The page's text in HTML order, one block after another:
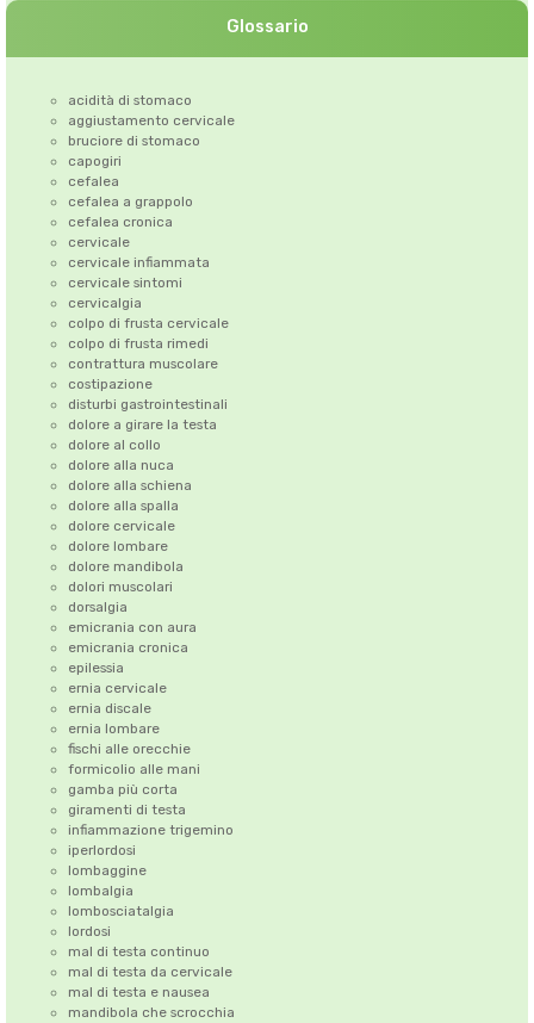
Glossario
acidità di stomaco
aggiustamento cervicale
bruciore di stomaco
capogiri
cefalea
cefalea a grappolo
cefalea cronica
cervicale
cervicale infiammata
cervicale sintomi
cervicalgia
colpo di frusta cervicale
colpo di frusta rimedi
contrattura muscolare
costipazione
disturbi gastrointestinali
dolore a girare la testa
dolore al collo
dolore alla nuca
dolore alla schiena
dolore alla spalla
dolore cervicale
dolore lombare
dolore mandibola
dolori muscolari
dorsalgia
emicrania con aura
emicrania cronica
epilessia
ernia cervicale
ernia discale
ernia lombare
fischi alle orecchie
formicolio alle mani
gamba più corta
giramenti di testa
infiammazione trigemino
iperlordosi
lombaggine
lombalgia
lombosciatalgia
lordosi
mal di testa continuo
mal di testa da cervicale
mal di testa e nausea
mandibola che scrocchia